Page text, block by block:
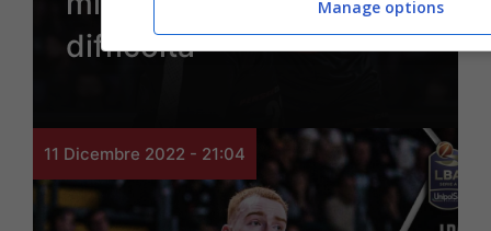
difficoltà
11 Dicembre 2022 - 21:04
Manage options